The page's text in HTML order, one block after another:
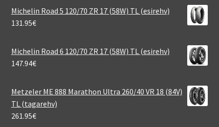
Michelin Road 5 120/70 ZR 17 (58W) TL (esirehv)
131.95€
Michelin Road 6 120/70 ZR 17 (58W) TL (esirehv)
147.94€
Metzeler ME 888 Marathon Ultra 260/40 VR 18 (84V)
TL (tagarehv)
261.95€